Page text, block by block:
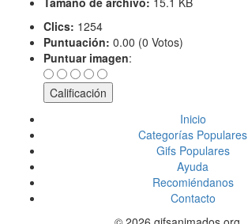
Clics: 1254
Puntuación: 0.00 (0 Votos)
Puntuar imagen:
Inicio
Categorías Populares
Gifs Populares
Ayuda
Recomiéndanos
Contacto